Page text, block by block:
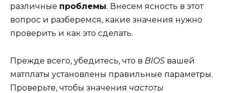
различные проблемы. Внесем ясность в этот
вопрос и разберемся, какие значения нужно
проверить и как это сделать.
Прежде всего, убедитесь, что в BIOS вашей
матплаты установлены правильные параметры.
Проверьте, чтобы значения частоты